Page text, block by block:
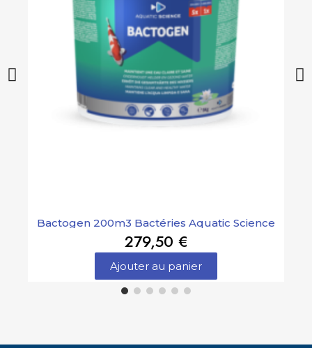
Bactogen 200m3 Bactéries Aquatic Science
279,50 €
Ajouter au panier